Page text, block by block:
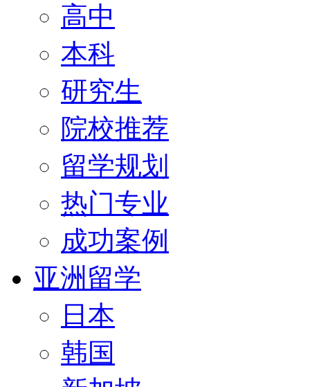
高中
本科
研究生
院校推荐
留学规划
热门专业
成功案例
亚洲留学
日本
韩国